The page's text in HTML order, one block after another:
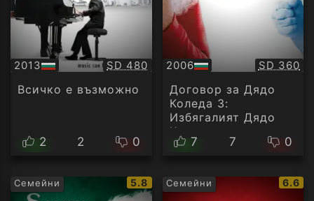
2013
БГ
аудио
Качество:
SD 480
Всичко е възможно
2 2 0
2006
БГ
аудио
SD 360
Договор за Дядо
Коледа 3:
Избягалият Дядо
Коледа
7 7 0
Семейни
IMDb
рейтинг:
5.8 Семейни
IMDb
6.6